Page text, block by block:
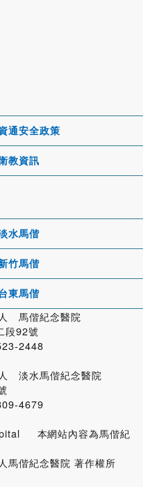
通安全政策
教資訊
水馬偕
竹馬偕
東馬偕
人 馬偕紀念醫院
段92號
2448
人 淡水馬偕紀念醫院
4679
本網站內容為馬偕紀
馬偕紀念醫院 著作權所